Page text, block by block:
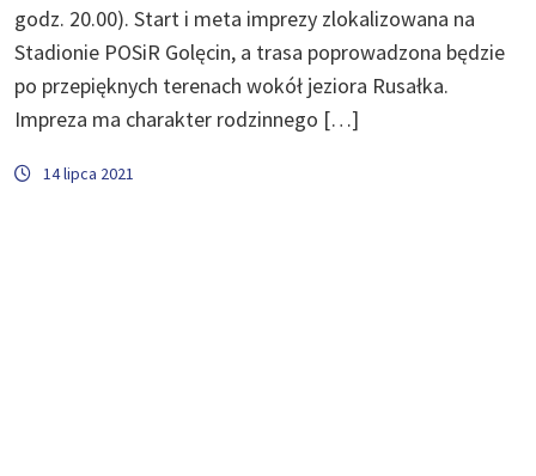
godz. 20.00). Start i meta imprezy zlokalizowana na
Stadionie POSiR Golęcin, a trasa poprowadzona będzie
po przepięknych terenach wokół jeziora Rusałka.
Impreza ma charakter rodzinnego […]
14 lipca 2021